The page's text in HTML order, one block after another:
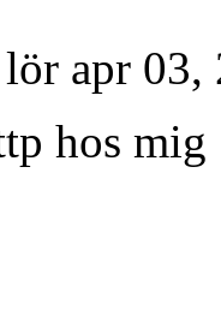
apr 03,
hos mig